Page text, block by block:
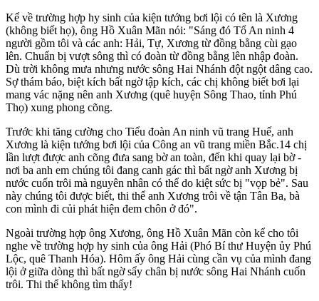
Kể về trường hợp hy sinh của kiện tướng bơi lội có tên là Xương
(không biết họ), ông Hồ Xuân Mãn nói: "Sáng đó Tổ An ninh 4
người gồm tôi và các anh: Hải, Tự, Xương từ đồng bằng cùi gạo
lên. Chuẩn bị vượt sông thì có đoàn từ đồng bằng lên nhập đoàn.
Dù trời không mưa nhưng nước sông Hai Nhánh đột ngột dâng cao.
Sợ thám báo, biệt kích bất ngờ tập kích, các chị không biết bơi lại
mang vác nặng nên anh Xương (quê huyện Sông Thao, tỉnh Phú
Thọ) xung phong cõng.
Trước khi tăng cường cho Tiểu đoàn An ninh vũ trang Huế, anh
Xương là kiện tướng bơi lội của Công an vũ trang miền Bắc.14 chị
lần lượt được anh cõng đưa sang bờ an toàn, đến khi quay lại bờ -
nơi ba anh em chúng tôi đang canh gác thì bất ngờ anh Xương bị
nước cuốn trôi mà nguyên nhân có thể do kiệt sức bị "vọp bẻ". Sau
này chúng tôi được biết, thi thể anh Xương trôi về tận Tân Ba, bà
con mình đi củi phát hiện đem chôn ở đó".
Ngoài trường hợp ông Xương, ông Hồ Xuân Mãn còn kể cho tôi
nghe về trường hợp hy sinh của ông Hải (Phó Bí thư Huyện ủy Phú
Lộc, quê Thanh Hóa). Hôm ấy ông Hải cùng cần vụ của mình đang
lội ở giữa dòng thì bất ngờ sẩy chân bị nước sông Hai Nhánh cuốn
trôi. Thi thể không tìm thấy!